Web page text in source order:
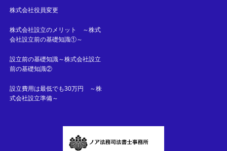
株式会社役員変更
株式会社設立のメリット ～株式
会社設立前の基礎知識①～
設立前の基礎知識～株式会社設立
前の基礎知識②
設立費用は最低でも30万円 ～株
式会社設立準備～